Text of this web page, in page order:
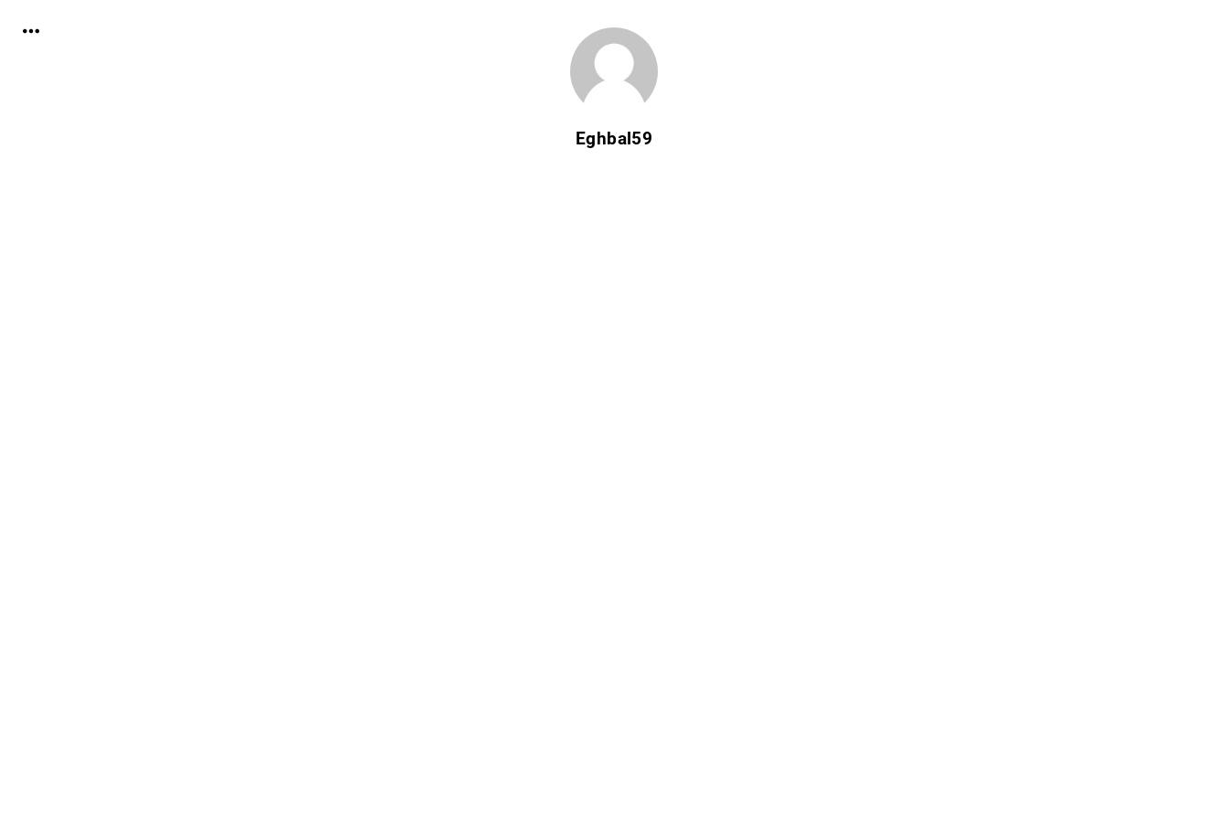
Eghbal59